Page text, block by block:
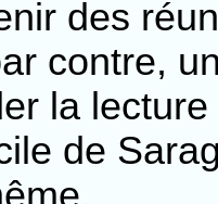
des
contre,
la
de